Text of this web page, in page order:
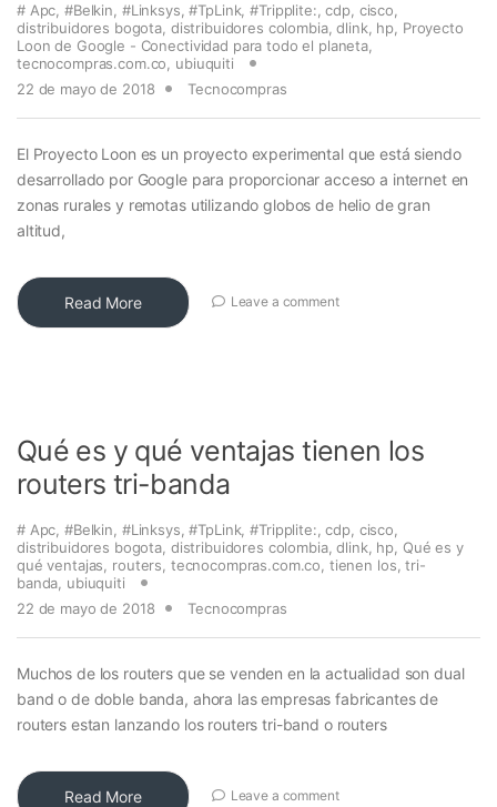
# Apc ,#Belkin #Linksys ,#TpLink ,#Tripplite: ,cdp cisco
distribuidores bogota distribuidores colombia,dlink hp Proyecto
Loon de Google - Conectividad para todo el planeta
tecnocompras.com.co
ubiuquiti
22 de mayo de 2018
Tecnocompras
El Proyecto Loon es un proyecto experimental que está siendo
desarrollado por Google para proporcionar acceso a internet en
zonas rurales y remotas utilizando globos de helio de gran
altitud,
Read More Leave a comment
Qué es y qué ventajas tienen los
routers tri-banda
# Apc ,#Belkin #Linksys ,#TpLink ,#Tripplite: ,cdp cisco
distribuidores bogota distribuidores colombia,dlink hp Qué es y
qué ventajas
routers tecnocompras.com.co tienen los ,tri-
banda ubiuquiti
22 de mayo de 2018
Tecnocompras
Muchos de los routers que se venden en la actualidad son dual
band o de doble banda, ahora las empresas fabricantes de
routers estan lanzando los routers tri-band o routers
Read More Leave a comment